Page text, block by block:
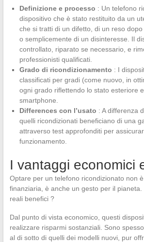
Definizione e processo : Un telefono
dispositivo che è stato restituito da un
che si tratti di un difetto, di un reso
o semplicemente di un disinteresse. Il
controllato, riparato se necessario, e
professionisti qualificati.
Grado di ricondizionamento : I
classificati per gradi (come nuovo, in
ogni grado riflettendo lo stato esteriore
smartphone.
Differences con l’usato : A differenza
quelli ricondizionati beneficiano di una
attraverso test approfonditi per
funzionamento.
I vantaggi economici
Optare per un telefono ricondizionato non
finanziaria, è anche un gesto per il
reali benefici ?
Dal punto di vista economico, questi
realizzare risparmi sostanziali. Sono
al di sotto di quelli dei modelli nuovi, pur